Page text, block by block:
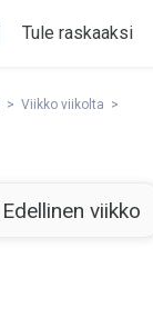
Tule raskaaksi
Viikko viikolta
Edellinen viikko